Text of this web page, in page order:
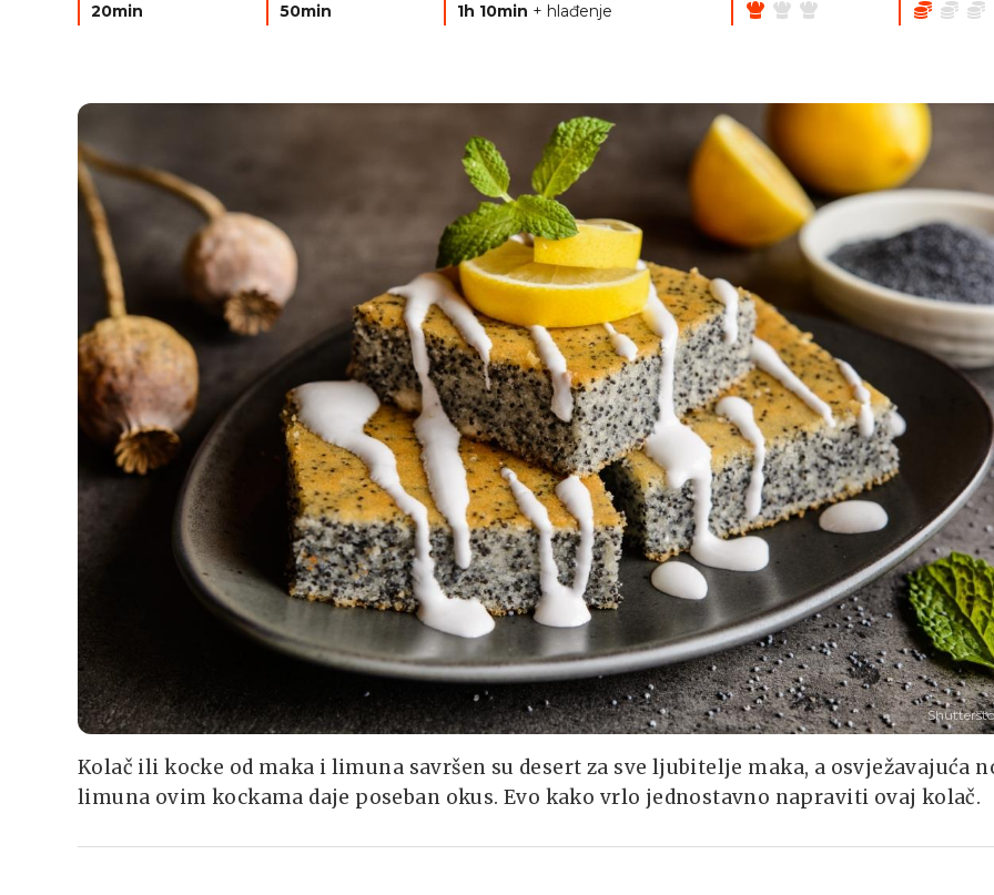
20min
50min
1h 10min + hlađenje
Kolač ili kocke od maka i limuna savršen su desert za sve ljubitelje maka, a osvježavajuća
limuna ovim kockama daje poseban okus. Evo kako vrlo jednostavno napraviti ovaj kolač.